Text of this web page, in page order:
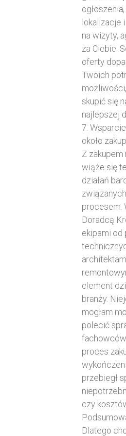
lokalizacje
na wizyty,
za Ciebie.
oferty
Twoich
skupić się
najlepszej
7.
około
Z
wiąże się
działań
procesem.
Doradcą
ekipami od
element
branży.
mogłam
polecić
proces
przebiegł
czy
Dlatego